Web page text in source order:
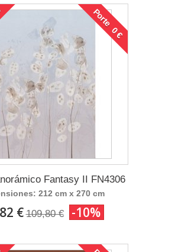
Porte 0 €
Fantasy II FN4306
212 cm x 270 cm
€ 109,80 € -10%